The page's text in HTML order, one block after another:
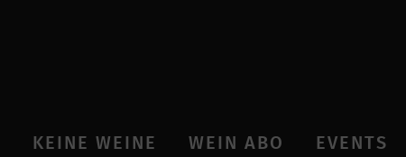
KEINE WEINE WEIN ABO EVENTS